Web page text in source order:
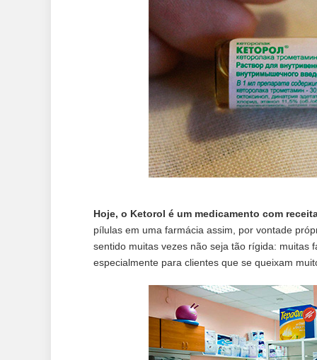
Hoje, o Ketorol é um medicamento com
pílulas em uma farmácia assim, por vontade
sentido muitas vezes não seja tão rígida: muitas
especialmente para clientes que se queixam